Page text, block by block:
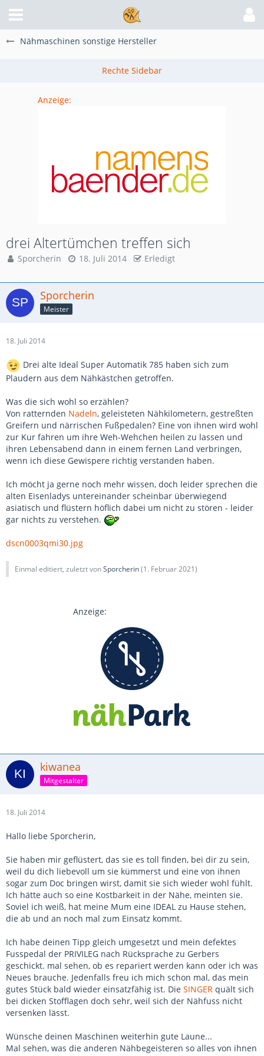
Nähmaschinen sonstige Hersteller
Anzeige:
drei Altertümchen treffen sich
Sporcherin 18. Juli 2014 Erledigt
Sporcherin
Meister
18. Juli 2014
Drei alte Ideal Super Automatik 785 haben sich zum
Plaudern aus dem Nähkästchen getroffen.
Was die sich wohl so erzählen?
Von ratternden Nadeln, geleisteten Nähkilometern, gestreßten
Greifern und närrischen Fußpedalen? Eine von ihnen wird wohl
zur Kur fahren um ihre Weh-Wehchen heilen zu lassen und
ihren Lebensabend dann in einem fernen Land verbringen,
wenn ich diese Gewispere richtig verstanden haben.
Ich möcht ja gerne noch mehr wissen, doch leider sprechen die
alten Eisenladys untereinander scheinbar überwiegend
asiatisch und flüstern höflich dabei um nicht zu stören - leider
gar nichts zu verstehen.
dscn0003qmi30.jpg
Einmal editiert, zuletzt vonSporcherin(1. Februar 2021)
Anzeige:
kiwanea
Mitgestalter
18. Juli 2014
Hallo liebe Sporcherin,
Sie haben mir geflüstert, das sie es toll finden, bei dir zu sein,
weil du dich liebevoll um sie kümmerst und eine von ihnen
sogar zum Doc bringen wirst, damit sie sich wieder wohl fühlt.
Ich hätte auch so eine Kostbarkeit in der Nähe, meinten sie.
Soviel ich weiß, hat meine Mum eine IDEAL zu Hause stehen,
die ab und an noch mal zum Einsatz kommt.
Ich habe deinen Tipp gleich umgesetzt und mein defektes
Fusspedal der PRIVILEG nach Rücksprache zu Gerbers
geschickt. mal sehen, ob es repariert werden kann oder ich was
Neues brauche. Jedenfalls freu ich mich schon mal, das mein
gutes Stück bald wieder einsatzfähig ist. Die SINGER quält sich
bei dicken Stofflagen doch sehr, weil sich der Nähfuss nicht
versenken lässt.
Wünsche deinen Maschinen weiterhin gute Laune...
Mal sehen, was die anderen Nähbegeisteren so alles von ihnen